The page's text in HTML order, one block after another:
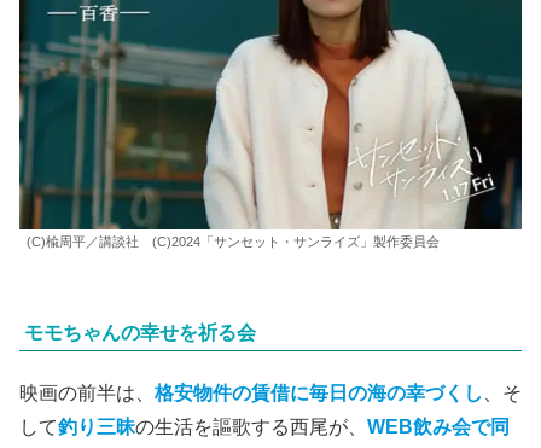
(C)楡周平／講談社 (C)2024「サンセット・サンライズ」製作委員会
モモちゃんの幸せを祈る会
映画の前半は、 格安物件の賃借に毎日の海の幸づくし
、そ
して釣り三昧の生活を謳歌する西尾が、 WEB飲み会で同